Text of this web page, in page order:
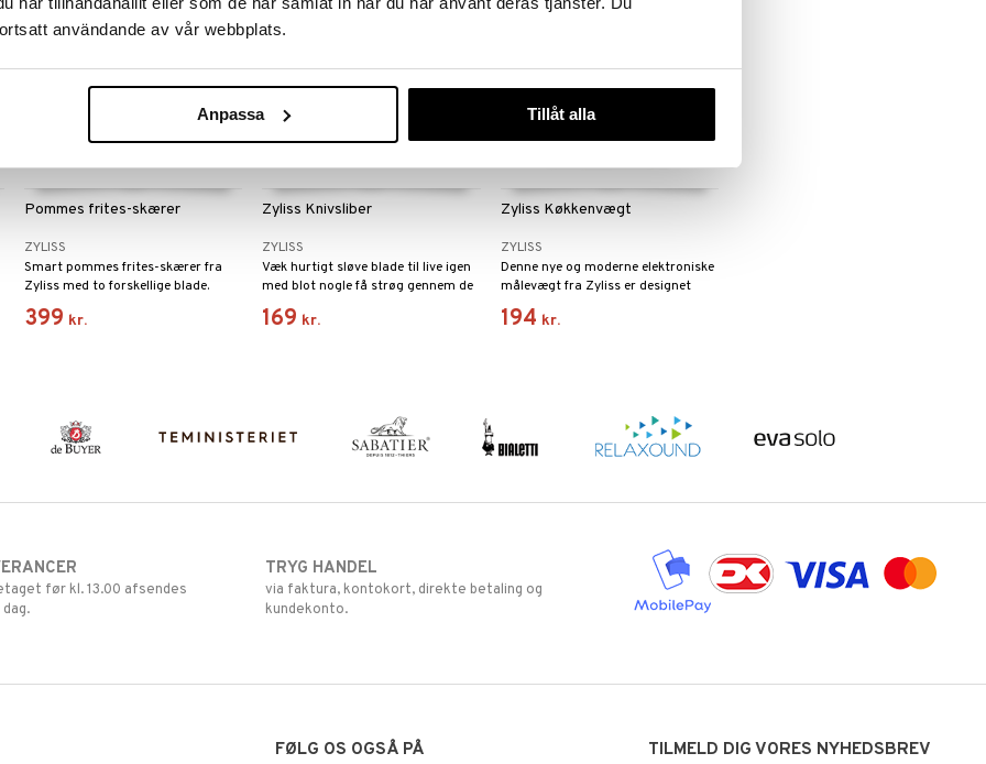
användande av vår webbplats.
Anpassa Tillåt alla
Pommes frites-skærer
ZYLISS
Smart pommes frites-skærer fra
Zyliss med to forskellige blade.
399 kr.
Zyliss Knivsliber
ZYLISS
Væk hurtigt sløve blade til live igen
med blot nogle få strøg gennem de
forskellige dedikerede slibespor.
169 kr.
Zyliss Køkkenvægt
ZYLISS
Denne nye og moderne elektroniske
målevægt fra Zyliss er designet
med en slank profil, så den kan
opbevares med minimal plads.
194 kr.
før kl. 13.00 afsendes
TRYG HANDEL
via faktura, kontokort, direkte betaling og
kundekonto.
FØLG OS OGSÅ PÅ TILMELD DIG VORES NYHEDSBREV